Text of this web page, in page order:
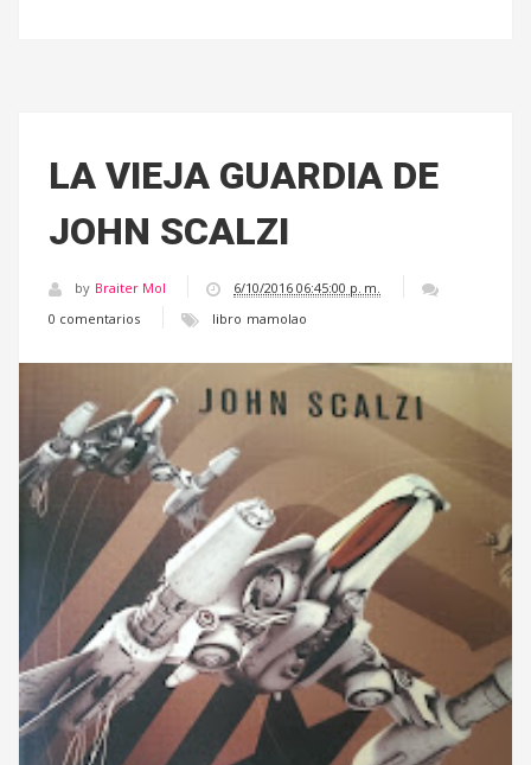
LA VIEJA GUARDIA DE
JOHN SCALZI
by Braiter Mol
6/10/2016 06:45:00 p. m.
0 comentarios
libro mamolao